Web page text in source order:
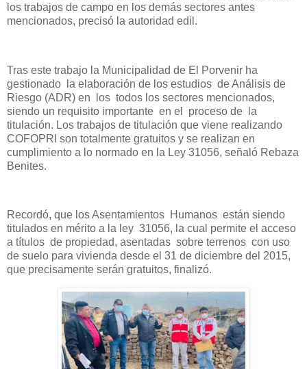
los trabajos de campo en los demás sectores antes
mencionados, precisó la autoridad edil.
Tras este trabajo la Municipalidad de El Porvenir ha
gestionado la elaboración de los estudios de Análisis de
Riesgo (ADR) en los todos los sectores mencionados,
siendo un requisito importante en el proceso de la
titulación. Los trabajos de titulación que viene realizando
COFOPRI son totalmente gratuitos y se realizan en
cumplimiento a lo normado en la Ley 31056, señaló Rebaza
Benites.
Recordó, que los Asentamientos Humanos están siendo
titulados en mérito a la ley 31056, la cual permite el acceso
a títulos de propiedad, asentadas sobre terrenos con uso
de suelo para vivienda desde el 31 de diciembre del 2015,
que precisamente serán gratuitos, finalizó.